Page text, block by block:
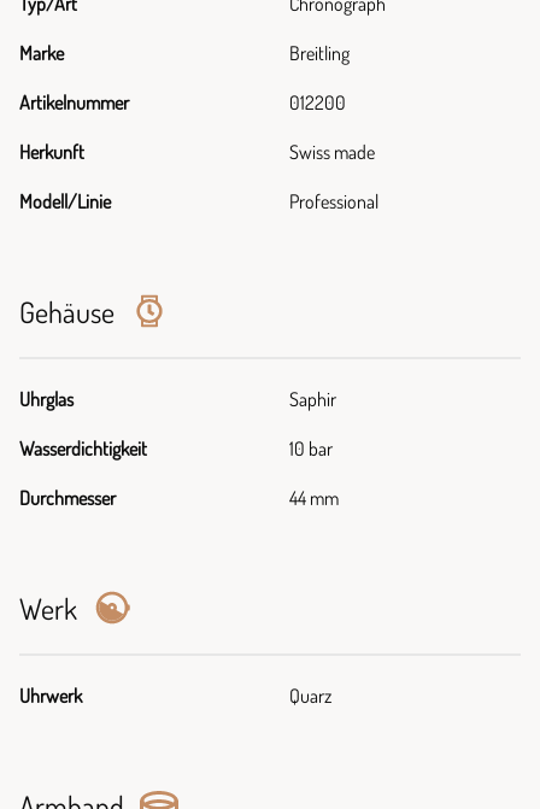
Marke Breitling
Artikelnummer 012200
Herkunft Swiss made
Modell/Linie Professional
Gehäuse
Uhrglas Saphir
Wasserdichtigkeit 10 bar
Durchmesser 44 mm
Werk
Uhrwerk Quarz